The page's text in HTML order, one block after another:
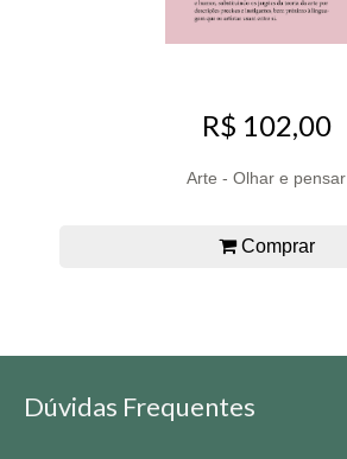
R$ 102,00
Arte - Olhar e pensar
Comprar
Dúvidas Frequentes